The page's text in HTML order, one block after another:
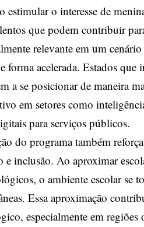
o interesse de
que podem contribuir
relevante em um
forma acelerada. Estados
a se posicionar de maneira
em setores como
para serviços públicos.
do programa também
e inclusão. Ao aproximar
o ambiente escolar se
Essa aproximação
especialmente em regiões